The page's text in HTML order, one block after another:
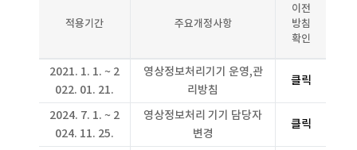
적용기간 주요개정사항
이전
방침
확인
2021. 1. 1. ~ 2
022. 01. 21.
영상정보처리기기 운영,관
리방침
클릭
2024. 7. 1. ~ 2
024. 11. 25.
영상정보처리 기기 담당자
변경
클릭